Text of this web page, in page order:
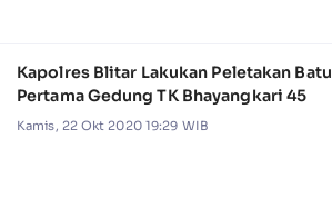
Kapolres Blitar Lakukan Peletakan Batu
Pertama Gedung TK Bhayangkari 45
Kamis, 22 Okt 2020 19:29 WIB